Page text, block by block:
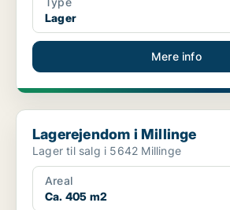
Lager
Mere info
Lagerejendom i Millinge
Lagerejendom i Millinge
Lager til salg i 5642 Millinge
Areal
Ca. 405 m2